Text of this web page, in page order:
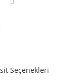
Seçenekleri